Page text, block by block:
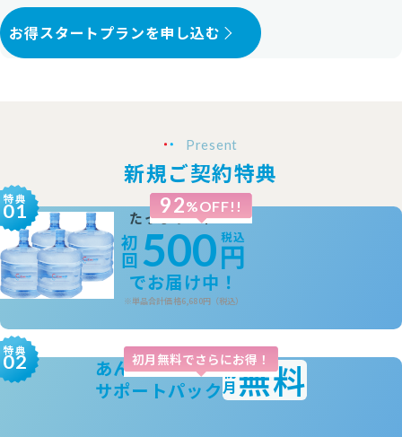
お得スタートプランを申し込む
Present
新規ご契約特典
特典
01 92%OFF!!
たっぷり4本48ℓ
初
回 500 税込
円
でお届け中！
※単品合計価格6,680円（税込）
特典
02 初月無料でさらにお得！
あんしん
サポートパック
初
月無料